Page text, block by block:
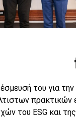
του για την
πρακτικών
του ESG και